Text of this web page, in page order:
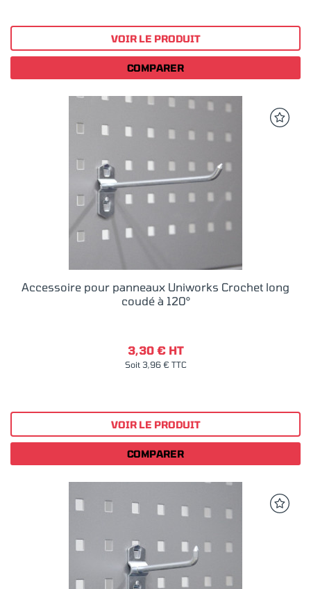
VOIR LE PRODUIT
COMPARER
Accessoire pour panneaux Uniworks Crochet long
coudé à 120°
3,30 € HT
Soit 3,96 € TTC
VOIR LE PRODUIT
COMPARER